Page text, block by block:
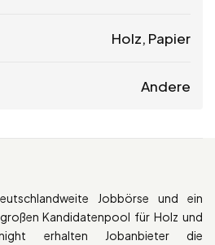
Holz, Papier
Andere
Jobbörse und ein
Kandidatenpool für Holz und
erhalten Jobanbieter die